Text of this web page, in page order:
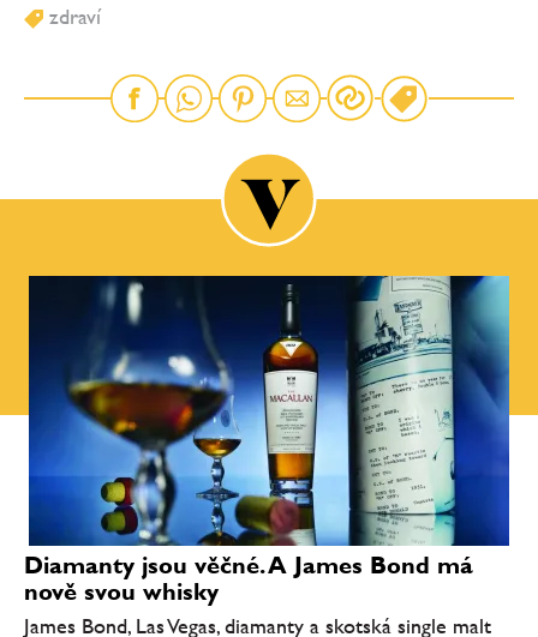
zdraví
Diamanty jsou věčné. A James Bond má
nově svou whisky
James Bond, Las Vegas, diamanty a skotská single malt